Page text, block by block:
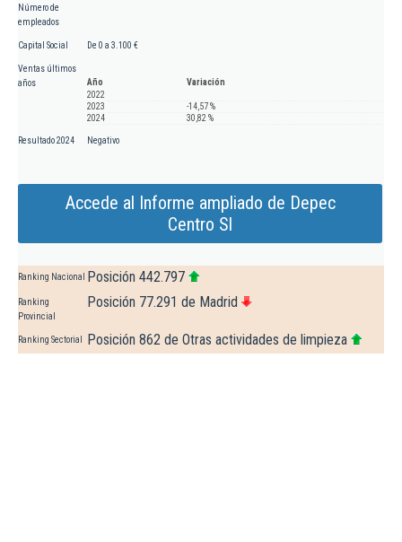
Número de
empleados
Capital Social De 0 a 3.100 €
Ventas últimos
años
Año
Variación
2022
2023
-14,57 %
2024
30,82 %
Resultado 2024 Negativo
Accede al Informe ampliado de Depec
Centro Sl
Ranking Nacional Posición 442.797
Ranking
Provincial
Posición 77.291 de Madrid
Ranking Sectorial Posición 862 de Otras actividades de limpieza